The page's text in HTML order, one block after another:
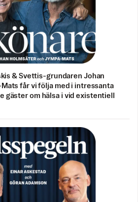
& Svettis-grundaren Johan
får vi följa med i intressanta
gäster om hälsa i vid existentiell